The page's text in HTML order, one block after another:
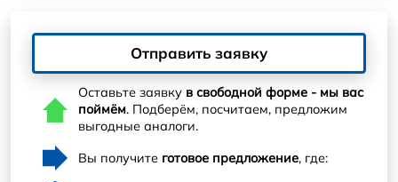
Отправить заявку
Оставьте заявку в свободной форме - мы вас
поймём. Подберём, посчитаем, предложим
выгодные аналоги.
Вы получите готовое предложение, где: